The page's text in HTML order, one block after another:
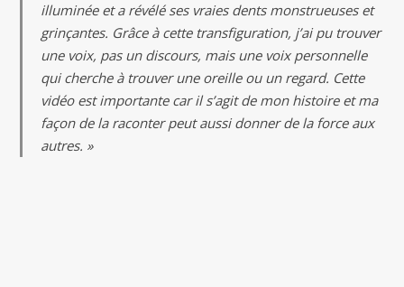
illuminée et a révélé ses vraies dents monstrueuses et
grinçantes. Grâce à cette transfiguration, j’ai pu trouver
une voix, pas un discours, mais une voix personnelle
qui cherche à trouver une oreille ou un regard. Cette
vidéo est importante car il s’agit de mon histoire et ma
façon de la raconter peut aussi donner de la force aux
autres. »